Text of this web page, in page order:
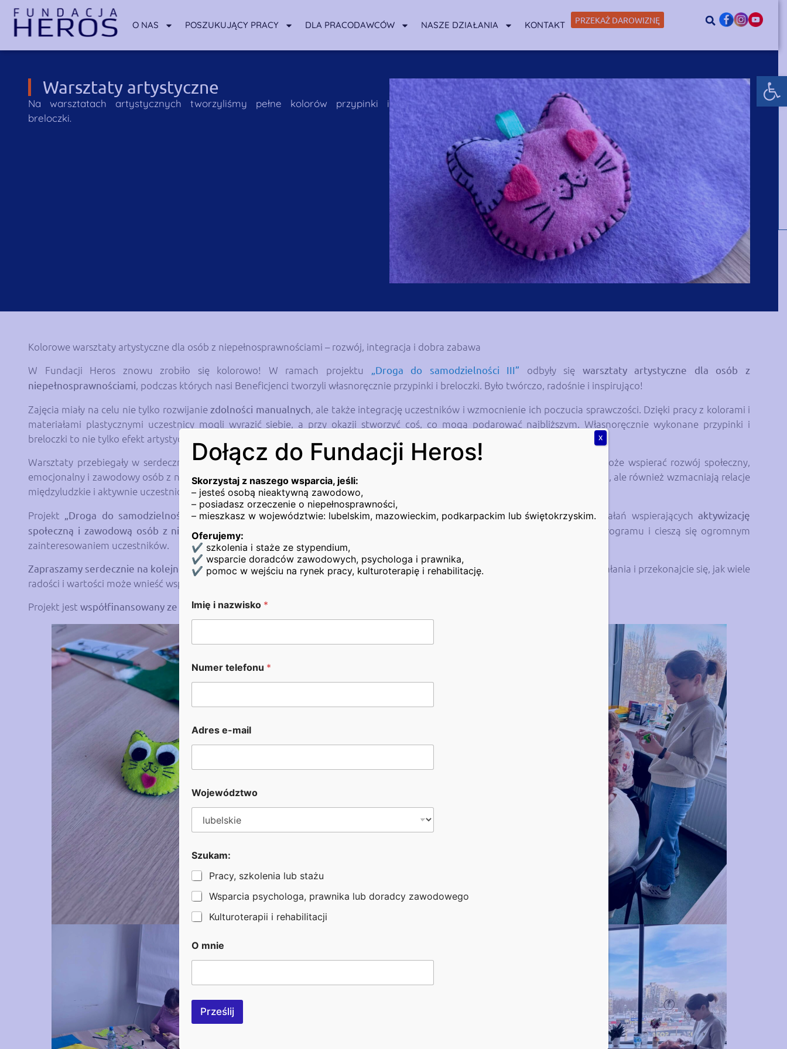
O NAS POSZUKUJĄCY PRACY DLA PRACODAWCÓW NASZE DZIAŁANIA KONTAKT PRZEKAŻ DAROWIZNĘ
Warsztaty artystyczne
Na warsztatach artystycznych tworzyliśmy pełne kolorów przypinki i
breloczki.
Kolorowe warsztaty artystyczne dla osób z niepełnosprawnościami – rozwój, integracja i dobra zabawa
W Fundacji Heros znowu zrobiło się kolorowo! W ramach projektu „Droga do samodzielności III” odbyły się warsztaty artystyczne dla osób z
niepełnosprawnościami, podczas których nasi Beneficjenci tworzyli własnoręcznie przypinki i breloczki. Było twórczo, radośnie i inspirująco!
Zajęcia miały na celu nie tylko rozwijanie zdolności manualnych, ale także integrację uczestników i wzmocnienie ich poczucia sprawczości. Dzięki pracy z kolorami i
materiałami plastycznymi uczestnicy mogli wyrazić siebie, a przy okazji stworzyć coś, co mogą podarować najbliższym. Własnoręcznie wykonane przypinki i
breloczki to nie tylko efekt artystycznej pracy, ale także symbol przełamywania barier i budowania pewności siebie.
Warsztaty przebiegały w serdecznej atmosferze, pełnej uśmiechu i rozmów. To doskonały przykład na to, jak
może wspierać rozwój społeczny,
emocjonalny i zawodowy osób z niepełnosprawnościami. Dzięki takim zajęciom Beneficjenci nie tylko uczą się nowych umiejętności, ale również wzmacniają relacje
międzyludzkie i aktywnie uczestniczą w życiu społecznym.
Projekt
„Droga do samodzielności III”, realizowany przez Fundację Heros od kwietnia 2024 roku, oferuje szeroki zakres działań wspierających aktywizację
społeczną i zawodową osób z niepełnosprawnościami
. Zajęcia z zakresu kulturoterapii są jednym z kluczowych elementów programu i cieszą się ogromnym
zainteresowaniem uczestników.
Zapraszamy serdecznie na kolejne warsztaty artystyczne i wydarzenia, które organizujemy w ramach projektu. Śledźcie nasze działania i przekonajcie się, jak wiele
radości i wartości może wnieść wspólna, twórcza praca.
Projekt jest współfinansowany ze środków Państwowego Funduszu Rehabilitacji Osób Niepełnosprawnych (
Dołącz do Fundacji Heros!
Skorzystaj z naszego wsparcia, jeśli:
– jesteś osobą nieaktywną zawodowo,
– posiadasz orzeczenie o niepełnosprawności,
– mieszkasz w województwie: lubelskim, mazowieckim, podkarpackim lub świętokrzyskim.
Oferujemy:
✔ szkolenia i staże ze stypendium,
✔ wsparcie doradców zawodowych, psychologa i prawnika,
✔ pomoc w wejściu na rynek pracy, kulturoterapię i rehabilitację.
Imię i nazwisko *
Numer telefonu *
Adres e-mail
Województwo
Szukam:
Pracy, szkolenia lub stażu
Wsparcia psychologa, prawnika lub doradcy zawodowego
Kulturoterapii i rehabilitacji
n
i
t
l
f
O mnie
Prześlij
X